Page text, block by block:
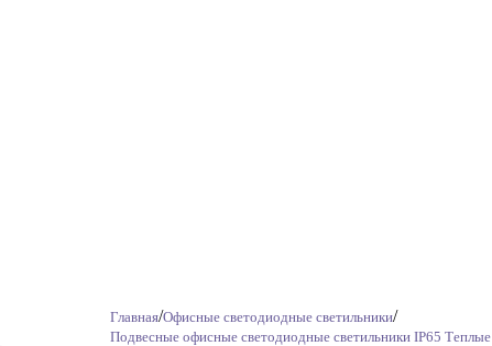
Главная/Офисные светодиодные светильники/
Подвесные офисные светодиодные светильники IP65 Теплые